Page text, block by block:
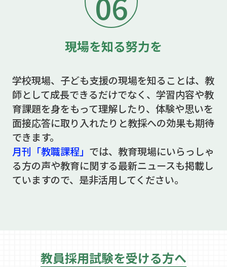
現場を知る努力を
学校現場、子ども支援の現場を知ることは、教
師として成長できるだけでなく、学習内容や教
育課題を身をもって理解したり、体験や思いを
面接応答に取り入れたりと教採への効果も期待
できます。
月刊「教職課程」 では、教育現場にいらっしゃ
る方の声や教育に関する最新ニュースも掲載し
ていますので、是非活用してください。
教員採用試験を受ける方へ